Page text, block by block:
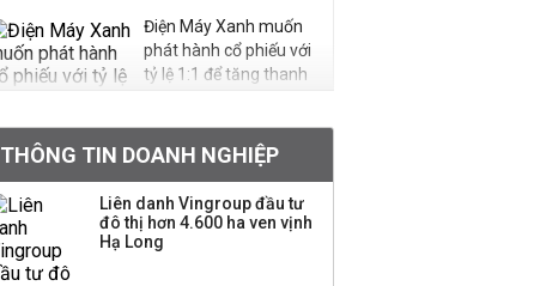
Điện Máy Xanh muốn
phát hành cổ phiếu với
tỷ lệ 1:1 để tăng thanh
Sau nhịp điều chỉnh
mạnh, CTCK nhìn thấy
cơ hội ở nhóm cổ phiếu
nào?
THÔNG TIN DOANH NGHIỆP
Liên danh Vingroup đầu tư
đô thị hơn 4.600 ha ven vịnh
Hạ Long